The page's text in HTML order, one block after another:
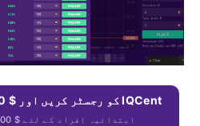
IQCent کو رجسٹر کریں اور $ 10،000 مفت حاصل کریں
ابتدائیہ افراد کے لئے $ 10،000 مفت حاصل کریں